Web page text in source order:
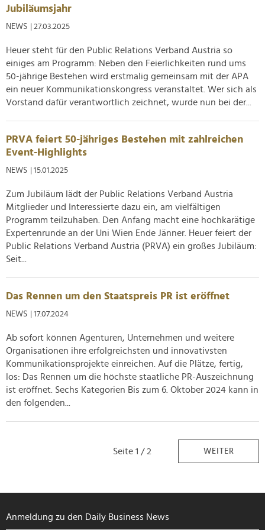
Verwendung unserer Website an unsere Partner für
Partner führen diese Informationen möglicherweise mit
weiteren Daten zusammen, die Sie ihnen bereitgestellt
haben oder die sie im Rahmen Ihrer Nutzung der Dienste
gesammelt haben.
Jubiläumsjahr
NEWS | 27.03.2025
Heuer steht für den Public Relations Verband Austria so
einiges am Programm: Neben den Feierlichkeiten rund ums
50-jährige Bestehen wird erstmalig gemeinsam mit der APA
ein neuer Kommunikationskongress veranstaltet. Wer sich als
Vorstand dafür verantwortlich zeichnet, wurde nun bei der...
PRVA feiert 50-jähriges Bestehen mit zahlreichen
Event-Highlights
NEWS | 15.01.2025
Zum Jubiläum lädt der Public Relations Verband Austria
Mitglieder und Interessierte dazu ein, am vielfältigen
Programm teilzuhaben. Den Anfang macht eine hochkarätige
Expertenrunde an der Uni Wien Ende Jänner. Heuer feiert der
Public Relations Verband Austria (PRVA) ein großes Jubiläum:
Seit...
Das Rennen um den Staatspreis PR ist eröffnet
NEWS | 17.07.2024
Ab sofort können Agenturen, Unternehmen und weitere
Organisationen ihre erfolgreichsten und innovativsten
Kommunikationsprojekte einreichen. Auf die Plätze, fertig,
los: Das Rennen um die höchste staatliche PR-Auszeichnung
ist eröffnet. Sechs Kategorien Bis zum 6. Oktober 2024 kann in
den folgenden...
Seite 1 / 2 WEITER
Anmeldung zu den Daily Business News